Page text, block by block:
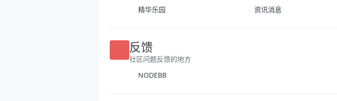
Jao易市场
风声鹤唳
反馈
社区问题反馈的地方